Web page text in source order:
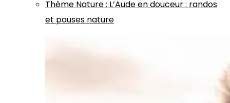
Thème Nature: L’Aude en douceur : randos
et pauses nature